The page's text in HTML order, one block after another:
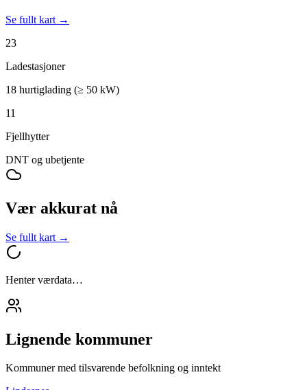
Se fullt kart →
23
Ladestasjoner
18 hurtiglading (≥ 50 kW)
11
Fjellhytter
DNT og ubetjente
Vær akkurat nå
Se fullt kart →
Henter værdata…
Lignende kommuner
Kommuner med tilsvarende befolkning og inntekt